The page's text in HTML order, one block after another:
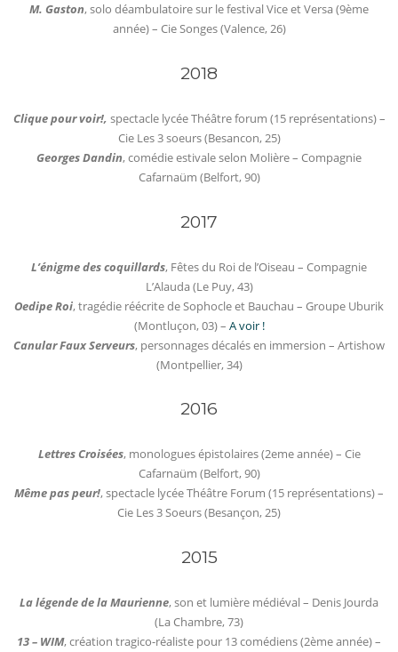
M. Gaston, solo déambulatoire sur le festival Vice et Versa (9ème
année) – Cie Songes (Valence, 26)
2018
Clique pour voir!, spectacle lycée Théâtre forum (15 représentations) –
Cie Les 3 soeurs (Besancon, 25)
Georges Dandin, comédie estivale selon Molière – Compagnie
Cafarnaüm (Belfort, 90)
2017
L’énigme des coquillards, Fêtes du Roi de l’Oiseau – Compagnie
L’Alauda (Le Puy, 43)
Oedipe Roi, tragédie réécrite de Sophocle et Bauchau – Groupe Uburik
(Montluçon, 03) – A voir !
Canular Faux Serveurs, personnages décalés en immersion – Artishow
(Montpellier, 34)
2016
Lettres Croisées, monologues épistolaires (2eme année) – Cie
Cafarnaüm (Belfort, 90)
Même pas peur!, spectacle lycée Théâtre Forum (15 représentations) –
Cie Les 3 Soeurs (Besançon, 25)
2015
La légende de la Maurienne, son et lumière médiéval – Denis Jourda
(La Chambre, 73)
13 – WIM, création tragico-réaliste pour 13 comédiens (2ème année) –